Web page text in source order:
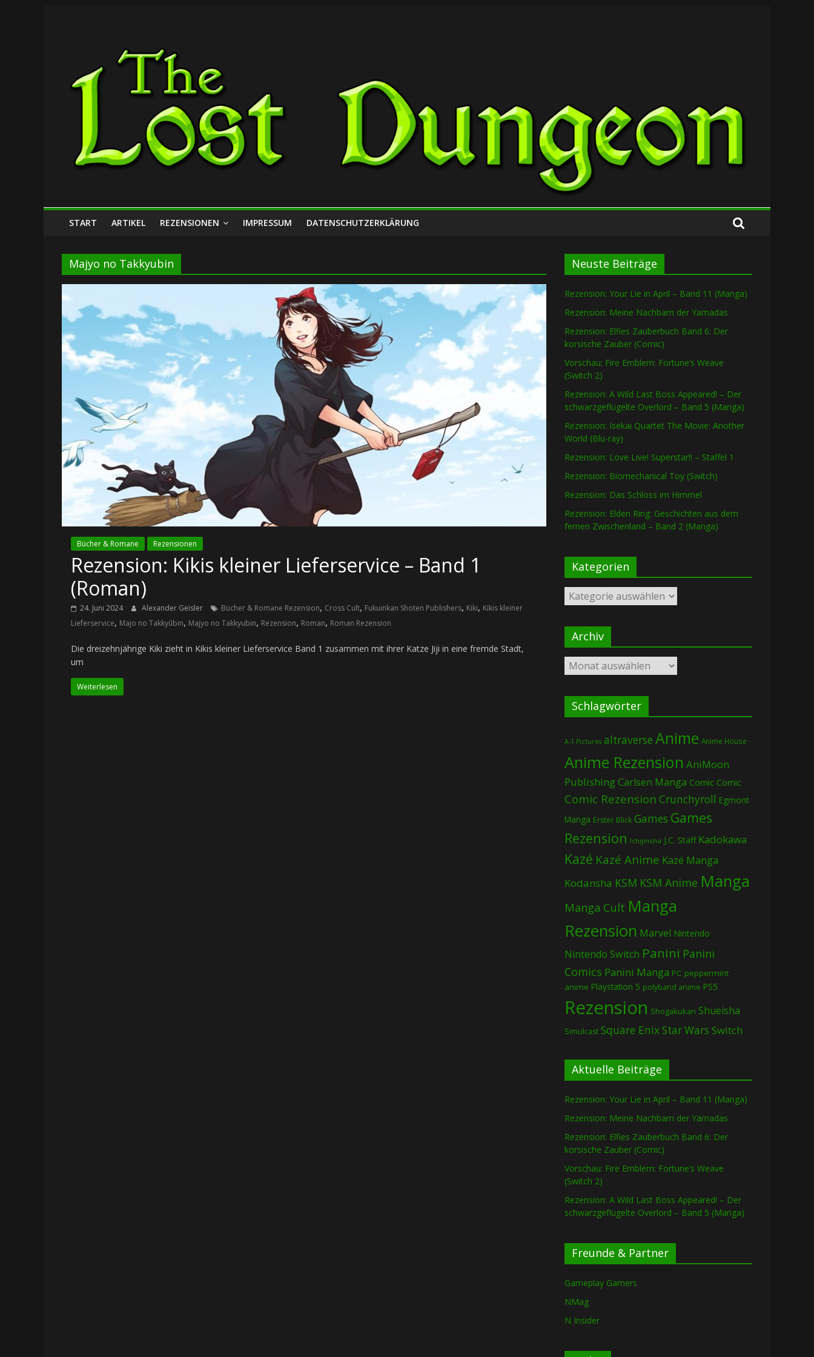
Lost
Dungeon
START ARTIKEL REZENSIONEN IMPRESSUM DATENSCHUTZERKLÄRUNG
Majyo no Takkyubin
Bücher & Romane Rezensionen
Rezension: Kikis kleiner Lieferservice – Band 1
(Roman)
24. Juni 2024 Alexander Geisler Bücher & Romane Rezension, Cross Cult, Fukuinkan Shoten Publishers, Kiki, Kikis kleiner
Lieferservice, Majo no Takkyūbin, Majyo no Takkyubin, Rezension, Roman, Roman Rezension
Die dreizehnjährige Kiki zieht in Kikis kleiner Lieferservice Band 1 zusammen mit ihrer Katze Jiji in eine fremde Stadt,
um
Weiterlesen
Neuste Beiträge
Rezension: Your Lie in April – Band 11 (Manga)
Rezension: Meine Nachbarn der Yamadas
Rezension: Elfies Zauberbuch Band 6: Der
korsische Zauber (Comic)
Vorschau: Fire Emblem: Fortune’s Weave
(Switch 2)
Rezension: A Wild Last Boss Appeared! – Der
schwarzgeflügelte Overlord – Band 5 (Manga)
Rezension: Isekai Quartet The Movie: Another
World (Blu-ray)
Rezension: Love Live! Superstar!! – Staffel 1
Rezension: Biomechanical Toy (Switch)
Rezension: Das Schloss im Himmel
Rezension: Elden Ring: Geschichten aus dem
fernen Zwischenland – Band 2 (Manga)
Kategorien
Kategorien
Archiv
Archiv
Schlagwörter
A-1 Pictures altraverse Anime Anime House
Anime Rezension AniMoon
PublishingCarlsen Manga Comic Comic
Comic Rezension Crunchyroll Egmont
Manga Erster Blick Games Games
Rezension Ichijinsha J.C. Staff Kadokawa
Kazé Kazé Anime Kazé Manga
Kodansha KSM KSM Anime Manga
Manga Cult Manga
Rezension Marvel Nintendo
Nintendo Switch Panini Panini
Comics Panini Manga PC peppermint
anime Playstation 5 polyband anime PS5
Rezension Shogakukan Shueisha
Simulcast Square EnixStar Wars Switch
Aktuelle Beiträge
Rezension: Your Lie in April – Band 11 (Manga)
Rezension: Meine Nachbarn der Yamadas
Rezension: Elfies Zauberbuch Band 6: Der
korsische Zauber (Comic)
Vorschau: Fire Emblem: Fortune’s Weave
(Switch 2)
Rezension: A Wild Last Boss Appeared! – Der
schwarzgeflügelte Overlord – Band 5 (Manga)
Freunde & Partner
Gameplay Gamers
NMag
N Insider